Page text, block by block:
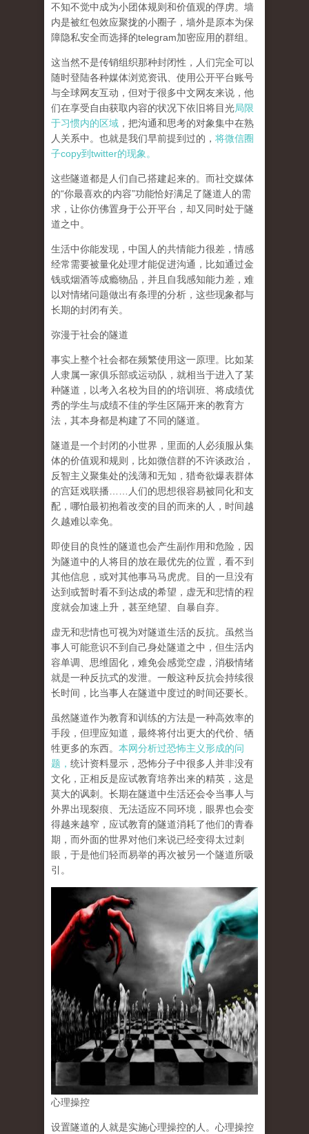
不知不觉中成为小团体规则和价值观的俘虏。墙
内是被红包效应聚拢的小圈子，墙外是原本为保
障隐私安全而选择的telegram加密应用的群组。
这当然不是传销组织那种封闭性，人们完全可以
随时登陆各种媒体浏览资讯、使用公开平台账号
与全球网友互动，但对于很多中文网友来说，他
们在享受自由获取内容的状况下依旧将目光局限
于习惯内的区域 ，把沟通和思考的对象集中在熟
人关系中。也就是我们早前提到过的， 将微信圈
子copy到twitter的现象。
这些隧道都是人们自己搭建起来的。而社交媒体
的“你最喜欢的内容”功能恰好满足了隧道人的需
求，让你仿佛置身于公开平台，却又同时处于隧
道之中。
生活中你能发现，中国人的共情能力很差，情感
经常需要被量化处理才能促进沟通，比如通过金
钱或烟酒等成瘾物品，并且自我感知能力差，难
以对情绪问题做出有条理的分析，这些现象都与
长期的封闭有关。
弥漫于社会的隧道
事实上整个社会都在频繁使用这一原理。比如某
人隶属一家俱乐部或运动队，就相当于进入了某
种隧道，以考入名校为目的的培训班、将成绩优
秀的学生与成绩不佳的学生区隔开来的教育方
法，其本身都是构建了不同的隧道。
隧道是一个封闭的小世界，里面的人必须服从集
体的价值观和规则，比如微信群的不许谈政治，
反智主义聚集处的浅薄和无知，猎奇欲爆表群体
的宫廷戏联播……人们的思想很容易被同化和支
配，哪怕最初抱着改变的目的而来的人，时间越
久越难以幸免。
即使目的良性的隧道也会产生副作用和危险，因
为隧道中的人将目的放在最优先的位置，看不到
其他信息，或对其他事马马虎虎。目的一旦没有
达到或暂时看不到达成的希望，虚无和悲情的程
度就会加速上升，甚至绝望、自暴自弃。
虚无和悲情也可视为对隧道生活的反抗。虽然当
事人可能意识不到自己身处隧道之中，但生活内
容单调、思维固化，难免会感觉空虚，消极情绪
就是一种反抗式的发泄。一般这种反抗会持续很
长时间，比当事人在隧道中度过的时间还要长。
虽然隧道作为教育和训练的方法是一种高效率的
手段，但理应知道，最终将付出更大的代价、牺
牲更多的东西。 本网分析过恐怖主义形成的问
题， 统计资料显示，恐怖分子中很多人并非没有
文化，正相反是应试教育培养出来的精英，这是
莫大的讽刺。长期在隧道中生活还会令当事人与
外界出现裂痕、无法适应不同环境，眼界也会变
得越来越窄，应试教育的隧道消耗了他们的青春
期，而外面的世界对他们来说已经变得太过刺
眼，于是他们轻而易举的再次被另一个隧道所吸
引。
心理操控
设置隧道的人就是实施心理操控的人。心理操控